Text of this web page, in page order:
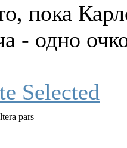
пока
- одно
pars